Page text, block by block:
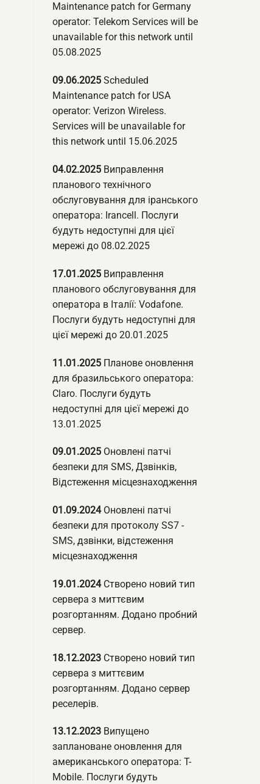
Maintenance patch for Germany
operator: Telekom Services will be
unavailable for this network until
05.08.2025
09.06.2025 Scheduled
Maintenance patch for USA
operator: Verizon Wireless.
Services will be unavailable for
this network until 15.06.2025
04.02.2025 Виправлення
планового технічного
обслуговування для іранського
оператора: Irancell. Послуги
будуть недоступні для цієї
мережі до 08.02.2025
17.01.2025 Виправлення
планового обслуговування для
оператора в Італії: Vodafone.
Послуги будуть недоступні для
цієї мережі до 20.01.2025
11.01.2025 Планове оновлення
для бразильського оператора:
Claro. Послуги будуть
недоступні для цієї мережі до
13.01.2025
09.01.2025 Оновлені патчі
безпеки для SMS, Дзвінків,
Відстеження місцезнаходження
01.09.2024Оновлені патчі
безпеки для протоколу SS7 -
SMS, дзвінки, відстеження
місцезнаходження
19.01.2024Створено новий тип
сервера з миттєвим
розгортанням. Додано пробний
сервер.
18.12.2023 Створено новий тип
сервера з миттєвим
розгортанням. Додано сервер
реселерів.
13.12.2023 Випущено
заплановане оновлення для
американського оператора: T-
Mobile. Послуги будуть